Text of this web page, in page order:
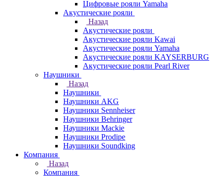
Цифровые рояли Yamaha
Акустические рояли
Назад
Акустические рояли
Акустические рояли Kawai
Акустические рояли Yamaha
Акустические рояли KAYSERBURG
Акустические рояли Pearl River
Наушники
Назад
Наушники
Наушники AKG
Наушники Sennheiser
Наушники Behringer
Наушники Mackie
Наушники Prodipe
Наушники Soundking
Компания
Назад
Компания